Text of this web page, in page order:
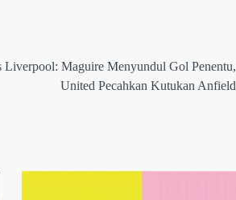
Liverpool: Maguire Menyundul Gol Penentu,
United Pecahkan Kutukan Anfield